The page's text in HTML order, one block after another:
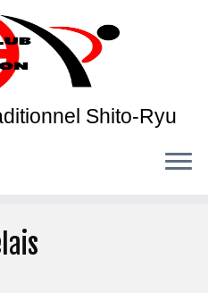
Shito-Ryu